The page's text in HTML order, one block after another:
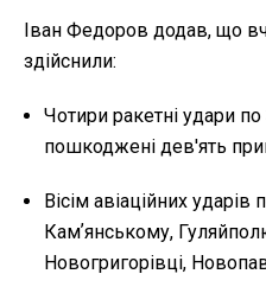
Іван Федоров додав, що
здійснили:
Чотири ракетні удари
пошкоджені дев'ять
Вісім авіаційних ударів
Камʼянському,
Новогригорівці,